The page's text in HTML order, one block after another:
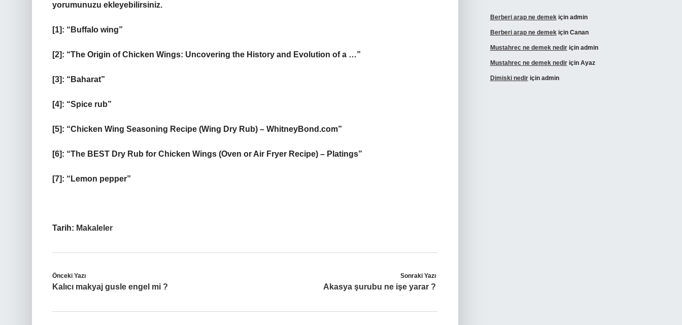
yorumunuzu ekleyebilirsiniz.
[1]: “Buffalo wing”
[2]: “The Origin of Chicken Wings: Uncovering the History and Evolution of a …”
[3]: “Baharat”
[4]: “Spice rub”
[5]: “Chicken Wing Seasoning Recipe (Wing Dry Rub) – WhitneyBond.com”
[6]: “The BEST Dry Rub for Chicken Wings (Oven or Air Fryer Recipe) – Platings”
[7]: “Lemon pepper”
Tarih: Makaleler
Önceki Yazı
Kalıcı makyaj gusle engel mi ?
Sonraki Yazı
Akasya şurubu ne işe yarar ?
Berberi arap ne demekiçin admin
Berberi arap ne demekiçin Canan
Mustahrec ne demek nediriçin admin
Mustahrec ne demek nediriçin Ayaz
Dimiski nediriçin admin